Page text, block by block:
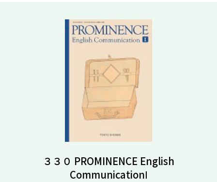
３３０ PROMINENCE English
CommunicationⅠ